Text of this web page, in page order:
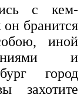
с кем-
бранится
иной
и
город
захотите